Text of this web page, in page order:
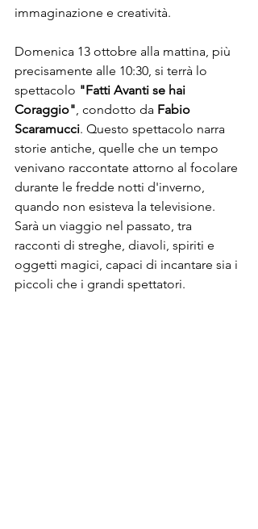
immaginazione e creatività.
Domenica 13 ottobre alla mattina, più
precisamente alle 10:30, si terrà lo
spettacolo "Fatti Avanti se hai
Coraggio", condotto da Fabio
Scaramucci. Questo spettacolo narra
storie antiche, quelle che un tempo
venivano raccontate attorno al focolare
durante le fredde notti d'inverno,
quando non esisteva la televisione.
Sarà un viaggio nel passato, tra
racconti di streghe, diavoli, spiriti e
oggetti magici, capaci di incantare sia i
piccoli che i grandi spettatori.